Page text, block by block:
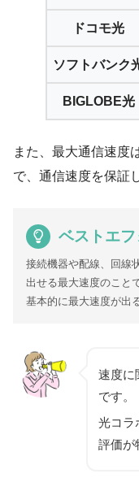
ドコモ光
ソフトバンク
BIGLOBE光
また、最大通信速度
で、通信速度を保証
ベストエ
接続機器や配線、回線
出せる最大速度のこと
基本的に最大速度が出
速度に
です。
光コラ
評価が